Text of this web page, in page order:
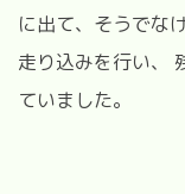
に出て、そうでな
走り込みを行い、
ていました。